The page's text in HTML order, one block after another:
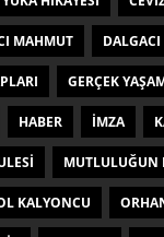
MAHMUT
GERÇEK
HABER IMZA
MUTLULUĞUN
KALYONCU